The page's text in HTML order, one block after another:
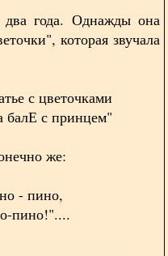
года. Однажды она
которая звучала
с цветочками
балЕ с принцем"
же:
- пино,
пино!"....